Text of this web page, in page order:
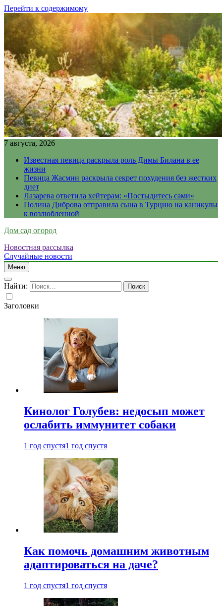
Перейти к содержимому
7 августа, 2026
Известная певица раскрыла роль Димы Билана в ее
жизни
Певица Жасмин раскрыла секрет похудения без жестких
диет
Лазарева ответила хейтерам: «Постыдитесь сами»
Полина Диброва отправила сына в Турцию на каникулы
к возлюбленной
Дом сад огород
Новостная рассылка
Случайные новости
Меню
Найти:
Заголовки
Кинолог Голубев: недосып может
ослабить иммунитет собаки
1 год спустя1 год спустя
Как помочь домашним животным
адаптироваться на даче?
1 год спустя1 год спустя